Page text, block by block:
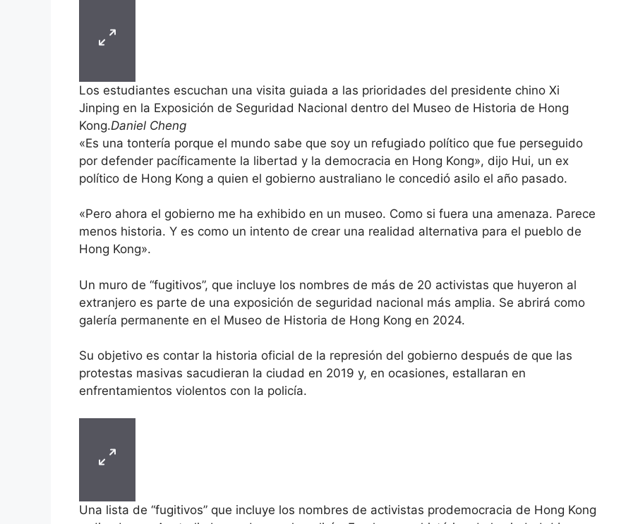
Los estudiantes escuchan una visita guiada a las prioridades del presidente chino Xi
Jinping en la Exposición de Seguridad Nacional dentro del Museo de Historia de Hong
Kong.Daniel Cheng
«Es una tontería porque el mundo sabe que soy un refugiado político que fue perseguido
por defender pacíficamente la libertad y la democracia en Hong Kong», dijo Hui, un ex
político de Hong Kong a quien el gobierno australiano le concedió asilo el año pasado.
«Pero ahora el gobierno me ha exhibido en un museo. Como si fuera una amenaza. Parece
menos historia. Y es como un intento de crear una realidad alternativa para el pueblo de
Hong Kong».
Un muro de “fugitivos”, que incluye los nombres de más de 20 activistas que huyeron al
extranjero es parte de una exposición de seguridad nacional más amplia. Se abrirá como
galería permanente en el Museo de Historia de Hong Kong en 2024.
Su objetivo es contar la historia oficial de la represión del gobierno después de que las
protestas masivas sacudieran la ciudad en 2019 y, en ocasiones, estallaran en
enfrentamientos violentos con la policía.
Una lista de “fugitivos” que incluye los nombres de activistas prodemocracia de Hong Kong